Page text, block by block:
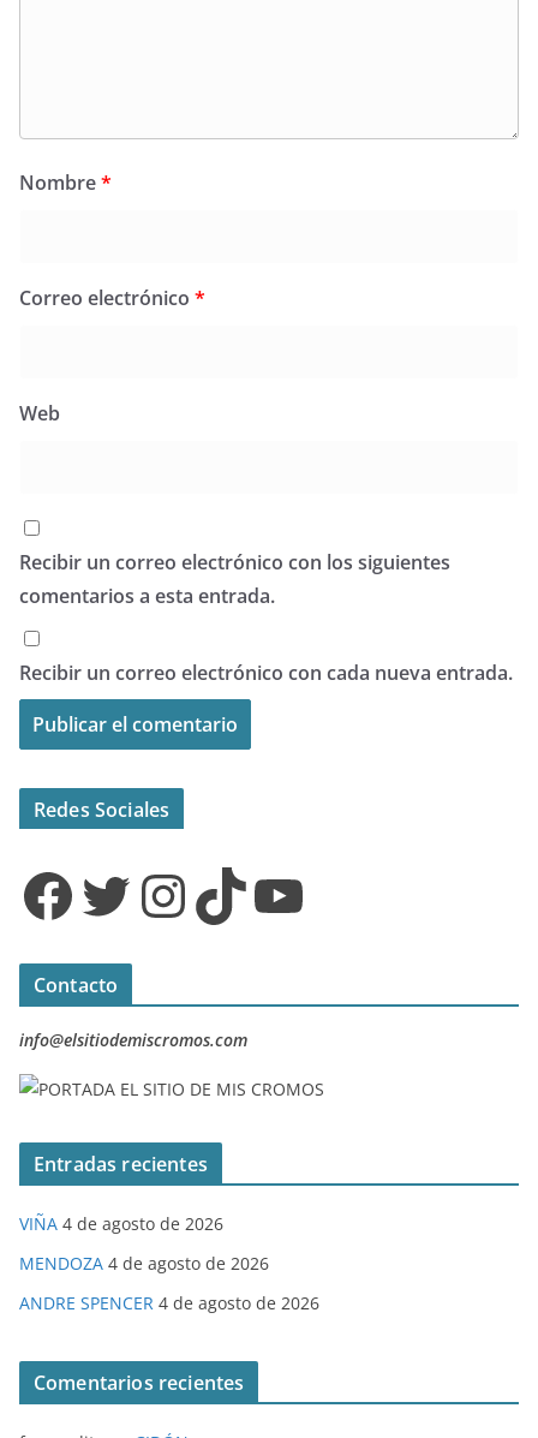
Nombre*
Correo electrónico *
Web
Recibir un correo electrónico con los siguientes
comentarios a esta entrada.
Recibir un correo electrónico con cada nueva entrada.
Redes Sociales
Facebook Twitter InstagramTikTok YouTube
Contacto
info@elsitiodemiscromos.com
Entradas recientes
VIÑA 4 de agosto de 2026
MENDOZA 4 de agosto de 2026
ANDRE SPENCER 4 de agosto de 2026
Comentarios recientes